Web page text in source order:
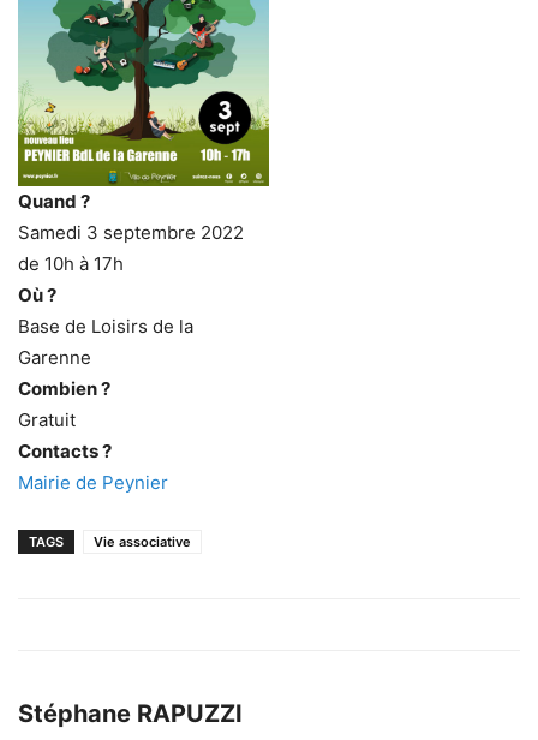
Quand ?
Samedi 3 septembre 2022
de 10h à 17h
Où ?
Base de Loisirs de la
Garenne
Combien ?
Gratuit
Contacts ?
Mairie de Peynier
TAGS Vie associative
Stéphane RAPUZZI